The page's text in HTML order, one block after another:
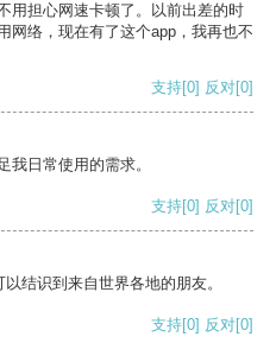
用担心网速卡顿了。以前出差的时
网络，现在有了这个app，我再也不
支持[0] 反对[0]
我日常使用的需求。
支持[0] 反对[0]
结识到来自世界各地的朋友。
支持[0] 反对[0]